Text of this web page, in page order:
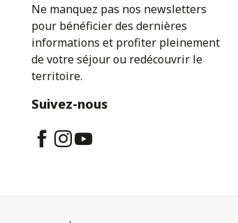
Ne manquez pas nos newsletters
pour bénéficier des dernières
informations et profiter pleinement
de votre séjour ou redécouvrir le
territoire.
Suivez-nous